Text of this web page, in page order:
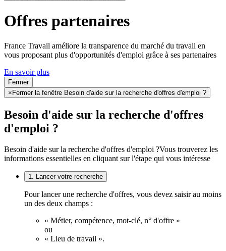
Offres partenaires
France Travail améliore la transparence du marché du travail en
vous proposant plus d'opportunités d'emploi grâce à ses partenaires
En savoir plus
Fermer
×Fermer la fenêtre Besoin d'aide sur la recherche d'offres d'emploi ?
Besoin d'aide sur la recherche d'offres
d'emploi ?
Besoin d'aide sur la recherche d'offres d'emploi ?Vous trouverez les
informations essentielles en cliquant sur l'étape qui vous intéresse
1. Lancer votre recherche
Pour lancer une recherche d'offres, vous devez saisir au moins
un des deux champs :
« Métier, compétence, mot-clé, n° d'offre »
ou
« Lieu de travail ».